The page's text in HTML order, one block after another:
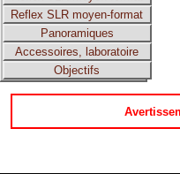
Reflex SLR moyen-format
Panoramiques
Accessoires, laboratoire
Objectifs